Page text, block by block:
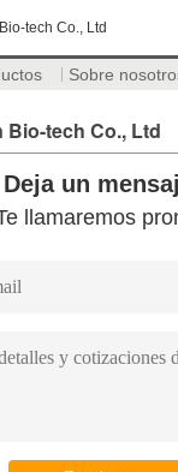
tech Co., Ltd
Sobre
tech Co., Ltd
Deja un
llamaremos